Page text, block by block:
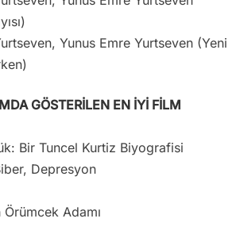
Yunus Emre Yurtseven (Yeni
GÖSTERİLEN EN İYİ FİLM
Bir Tuncel Kurtiz Biyografisi
Depresyon
Örümcek Adamı